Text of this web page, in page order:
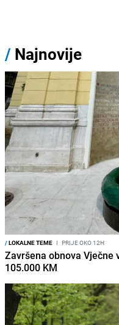
/ Najnovije
/LOKALNE TEME I PRIJE OKO 12H
Završena obnova Vječne
105.000 KM